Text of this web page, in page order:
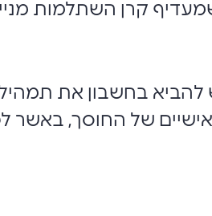
קרן השתלמות
בחשבון את
של החוסך, באשר